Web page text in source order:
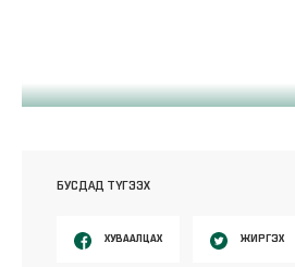
БУСДАД ТҮГЭЭХ
ХУВААЛЦАХ ЖИРГЭХ